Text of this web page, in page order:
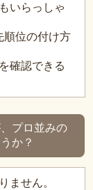
いらっしゃ
順位の付け方
確認できる
プロ並みの
か？
ません。